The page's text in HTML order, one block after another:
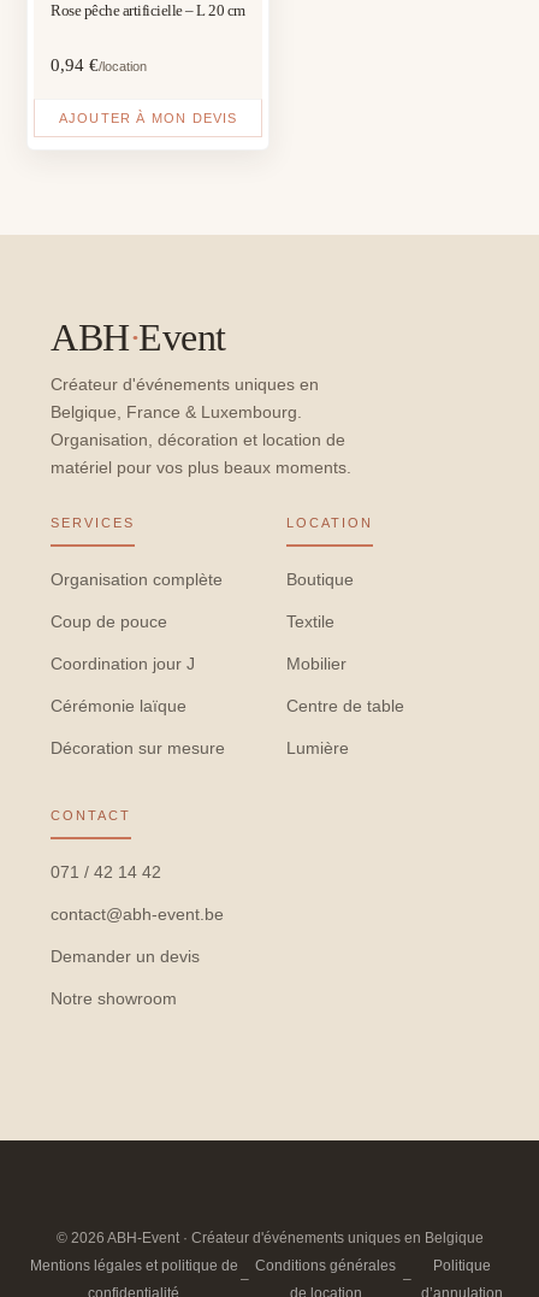
Rose pêche artificielle – L 20 cm
0,94€/location
AJOUTER À MON DEVIS
ABH·Event
Créateur d'événements uniques en
Belgique, France & Luxembourg.
Organisation, décoration et location de
matériel pour vos plus beaux moments.
SERVICES
Organisation complète
Coup de pouce
Coordination jour J
Cérémonie laïque
Décoration sur mesure
LOCATION
Boutique
Textile
Mobilier
Centre de table
Lumière
CONTACT
071 / 42 14 42
contact@abh-event.be
Demander un devis
Notre showroom
© 2026 ABH-Event · Créateur d'événements uniques en Belgique
Mentions légales et politique de
confidentialité
–
Conditions générales
de location
–
Politique
d’annulation